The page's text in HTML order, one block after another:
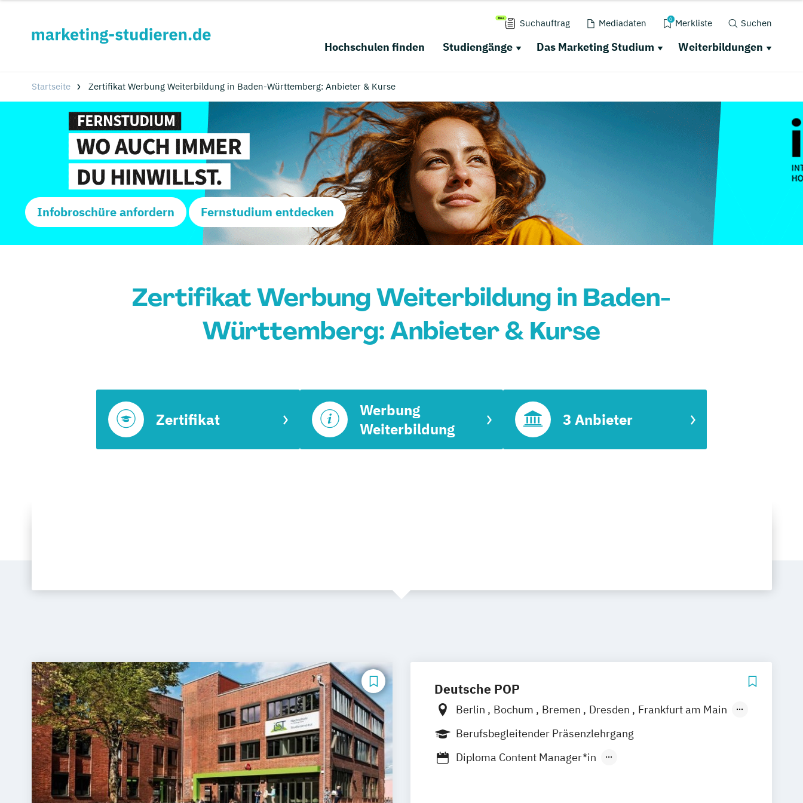
Suchauftrag Mediadaten 0 Merkliste Suchen
Hochschulen finden Studiengänge Das Marketing Studium Weiterbildungen
Startseite Zertifikat Werbung Weiterbildung in Baden-Württemberg: Anbieter & Kurse
Infobroschüre anfordern Fernstudium entdecken
Zertifikat Werbung Weiterbildung in Baden-
Württemberg: Anbieter & Kurse
Zertifikat
Werbung
Weiterbildung
3 Anbieter
Deutsche POP
Berlin Bochum Bremen Dresden
Frankfurt am Main
Hamburg
Hannover Köln Leipzig
Nürnberg
Berufsbegleitender Präsenzlehrgang
Diploma Content Manager*in